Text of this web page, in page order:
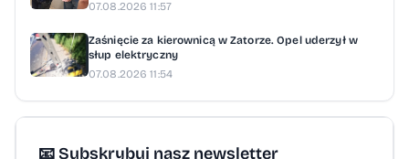
07.08.2026 11:57
Zaśnięcie za kierownicą w Zatorze. Opel uderzył w
słup elektryczny
07.08.2026 11:54
📧 Subskrybuj nasz newsletter